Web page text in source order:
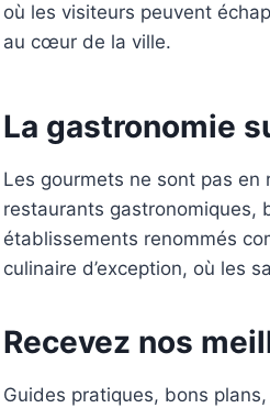
où les visiteurs peuvent
au cœur de la ville.
La gastronomie
Les gourmets ne sont pas en
restaurants gastronomiques,
établissements renommés
culinaire d’exception, où les
Recevez nos
Guides pratiques, bons